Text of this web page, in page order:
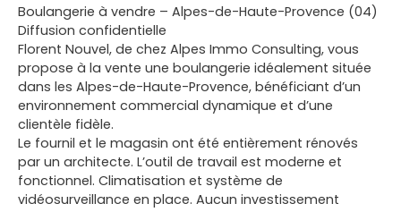
Boulangerie à vendre – Alpes-de-Haute-Provence (04)
Diffusion confidentielle
Florent Nouvel, de chez Alpes Immo Consulting, vous
propose à la vente une boulangerie idéalement située
dans les Alpes-de-Haute-Provence, bénéficiant d’un
environnement commercial dynamique et d’une
clientèle fidèle.
Le fournil et le magasin ont été entièrement rénovés
par un architecte. L’outil de travail est moderne et
fonctionnel. Climatisation et système de
vidéosurveillance en place. Aucun investissement